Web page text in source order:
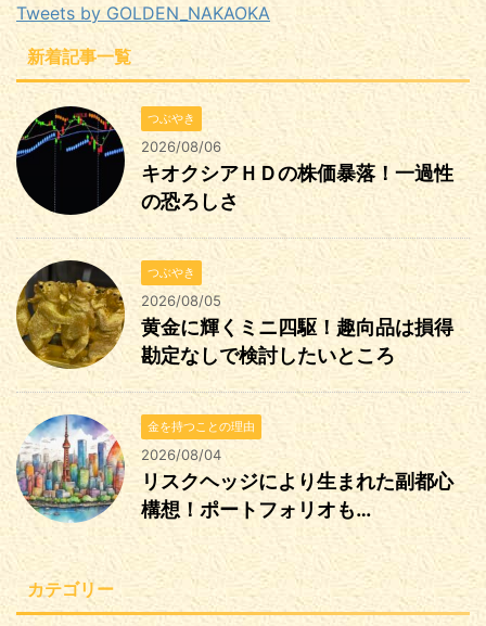
Tweets by GOLDEN_NAKAOKA
新着記事一覧
つぶやき
2026/08/06
キオクシアＨＤの株価暴落！一過性
の恐ろしさ
つぶやき
2026/08/05
黄金に輝くミニ四駆！趣向品は損得
勘定なしで検討したいところ
金を持つことの理由
2026/08/04
リスクヘッジにより生まれた副都心
構想！ポートフォリオも…
カテゴリー